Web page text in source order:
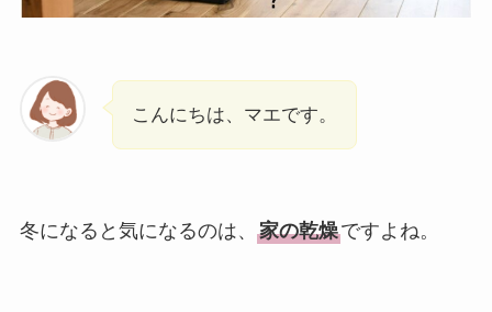
こんにちは、マエです。
冬になると気になるのは、 家の乾燥ですよね。